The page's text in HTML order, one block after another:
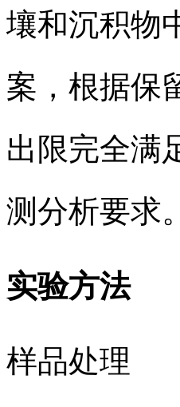
壤和沉积物
案，根据保
出限完全满
测分析要求。
实验方法
样品处理